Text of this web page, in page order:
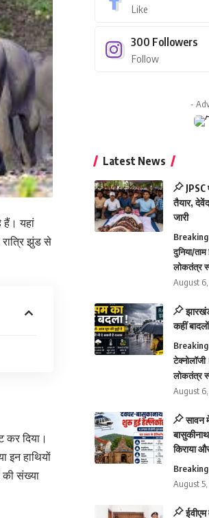
हैं। यहां
रात्रि झुंड से
कर दिया।
इन हाथियों
की संख्या
Like
300 Followers
Follow
-
Latest News
JPSC
तैयार,
जारी
Breaking
दुनिया/ताम
लोकतंत्र
August
कहीं
Breaking
टेक्नोलॉजी
लोकतंत्र
August
सावन
किराया
Breaking
August